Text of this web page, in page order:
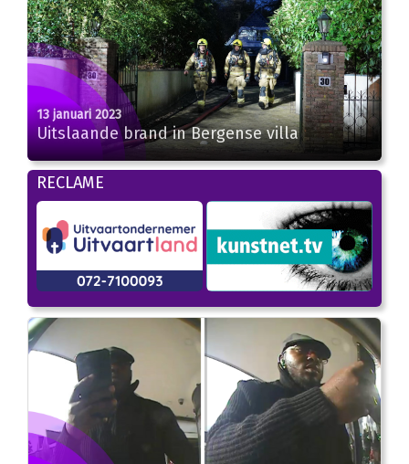
13 januari 2023
Uitslaande brand in Bergense villa
RECLAME